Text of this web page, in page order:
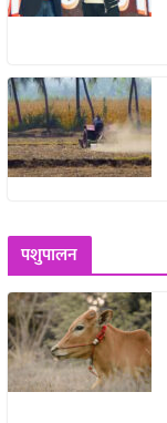
पशुपालन